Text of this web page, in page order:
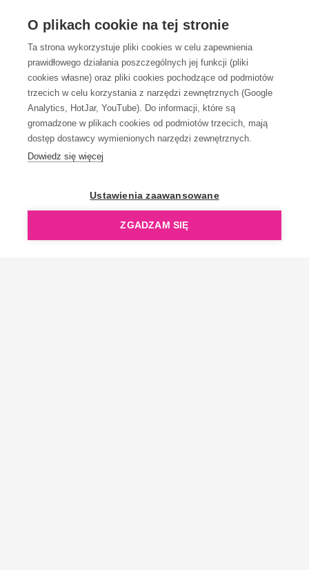
O plikach cookie na tej stronie
Ta strona wykorzystuje pliki cookies w celu zapewnienia
prawidłowego działania poszczególnych jej funkcji (pliki
cookies własne) oraz pliki cookies pochodzące od podmiotów
trzecich w celu korzystania z narzędzi zewnętrznych (Google
Analytics, HotJar, YouTube). Do informacji, które są
gromadzone w plikach cookies od podmiotów trzecich, mają
dostęp dostawcy wymienionych narzędzi zewnętrznych.
Dowiedz się więcej
Ustawienia zaawansowane
ZGADZAM SIĘ
OBSŁUGA KLIENTA
KONTAKT
OpenGift jest częścią ReflectGroup.